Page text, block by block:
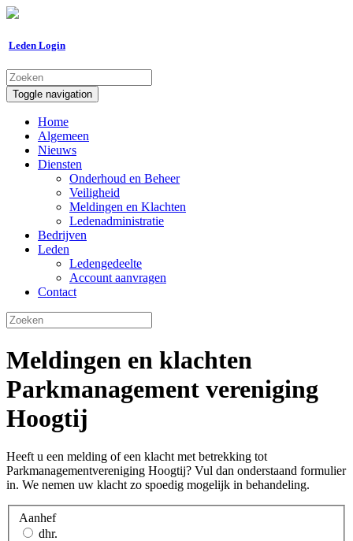
Leden Login
Toggle navigation
Home
Algemeen
Nieuws
Diensten
Onderhoud en Beheer
Veiligheid
Meldingen en Klachten
Ledenadministratie
Bedrijven
Leden
Ledengedeelte
Account aanvragen
Contact
Meldingen en klachten
Parkmanagement vereniging
Hoogtij
Heeft u een melding of een klacht met betrekking tot
Parkmanagementvereniging Hoogtij? Vul dan onderstaand formulier
in. We nemen uw klacht zo spoedig mogelijk in behandeling.
Aanhef
dhr.